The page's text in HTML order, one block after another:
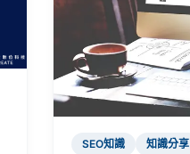
SEO知識 知識分享